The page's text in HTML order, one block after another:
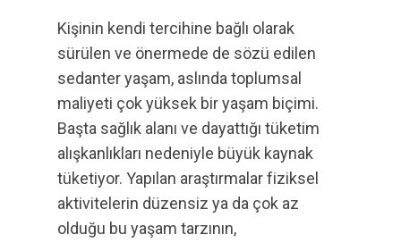
Kişinin kendi tercihine bağlı olarak
sürülen ve önermede de sözü edilen
sedanter yaşam, aslında toplumsal
maliyeti çok yüksek bir yaşam biçimi.
Başta sağlık alanı ve dayattığı tüketim
alışkanlıkları nedeniyle büyük kaynak
tüketiyor. Yapılan araştırmalar fiziksel
aktivitelerin düzensiz ya da çok az
olduğu bu yaşam tarzının,